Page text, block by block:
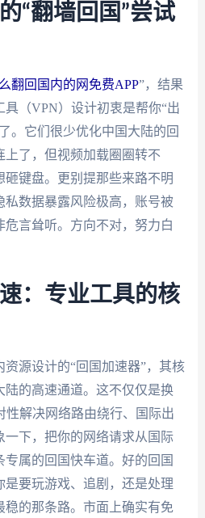
“翻墙回国”尝试
翻回国内的网免费APP”，结果
（VPN）设计初衷是帮你“出
。它们很少优化中国大陆的回
上了，但视频加载圈圈转不
键盘。更别提那些来路不明
私数据暴露风险极高，账号被
言耸听。方向不对，努力白
：专业工具的核
源设计的“回国加速器”，其核
陆的高速通道。这不仅仅是换
性解决网络路由绕行、国际出
一下，把你的网络请求从国际
属的回国快车道。好的回国
是要玩游戏、追剧，还是处理
稳的那条路。市面上确实有免